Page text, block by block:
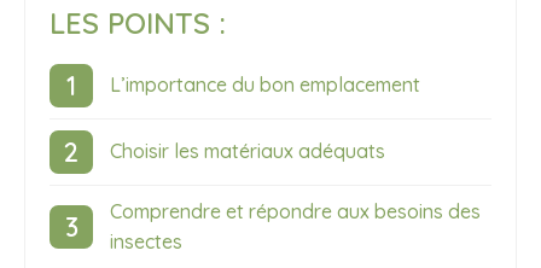
LES POINTS :
L’importance du bon emplacement
Choisir les matériaux adéquats
Comprendre et répondre aux besoins des
insectes